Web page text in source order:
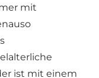
mit
ist mit einem